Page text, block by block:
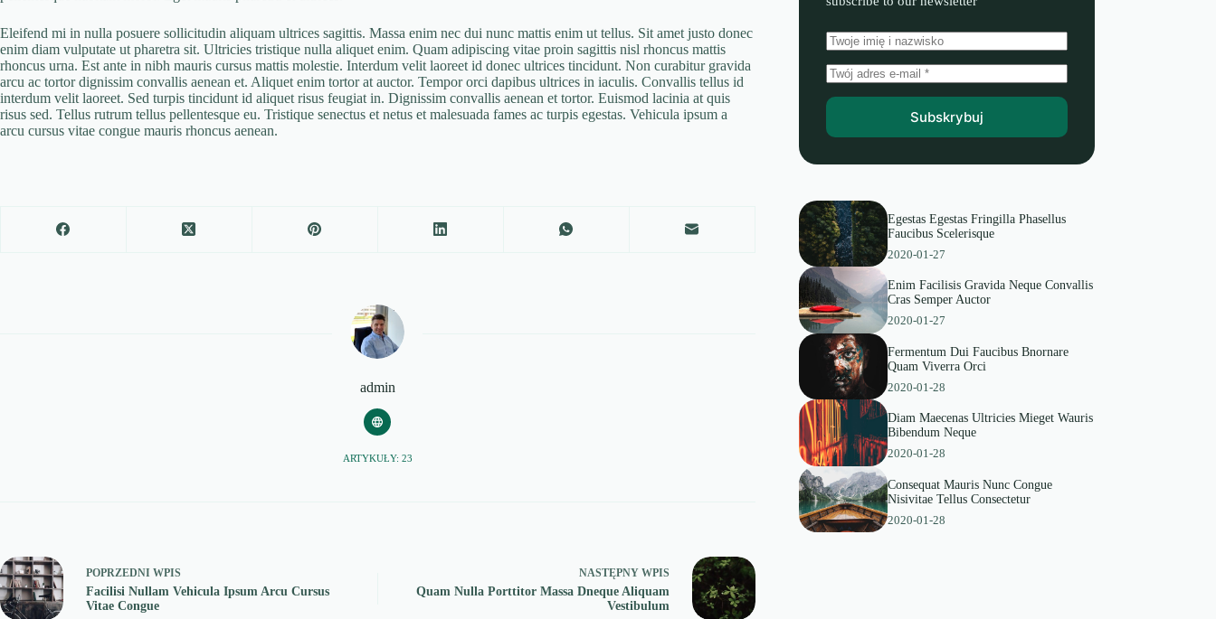
Eleifend mi in nulla posuere sollicitudin aliquam ultrices sagittis. Massa enim nec dui nunc mattis enim ut tellus. Sit amet justo donec
enim diam vulputate ut pharetra sit. Ultricies tristique nulla aliquet enim. Quam adipiscing vitae proin sagittis nisl rhoncus mattis
rhoncus urna. Est ante in nibh mauris cursus mattis molestie. Interdum velit laoreet id donec ultrices tincidunt. Non curabitur gravida
arcu ac tortor dignissim convallis aenean et. Aliquet enim tortor at auctor. Tempor orci dapibus ultrices in iaculis. Convallis tellus id
interdum velit laoreet. Sed turpis tincidunt id aliquet risus feugiat in. Dignissim convallis aenean et tortor. Euismod lacinia at quis
risus sed. Tellus rutrum tellus pellentesque eu. Tristique senectus et netus et malesuada fames ac turpis egestas. Vehicula ipsum a
arcu cursus vitae congue mauris rhoncus aenean.
admin
ARTYKUŁY: 23
POPRZEDNI WPIS
Facilisi Nullam Vehicula Ipsum Arcu Cursus
Vitae Congue
NASTĘPNY WPIS
Quam Nulla Porttitor Massa Dneque Aliquam
Vestibulum
Subskrybuj
Egestas Egestas Fringilla Phasellus
Faucibus Scelerisque
2020-01-27
Enim Facilisis Gravida Neque Convallis
Cras Semper Auctor
2020-01-27
Fermentum Dui Faucibus Bnornare
Quam Viverra Orci
2020-01-28
Diam Maecenas Ultricies Mieget Wauris
Bibendum Neque
2020-01-28
Consequat Mauris Nunc Congue
Nisivitae Tellus Consectetur
2020-01-28